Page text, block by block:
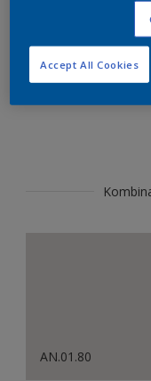
AN.01.80
Accept All Cookies